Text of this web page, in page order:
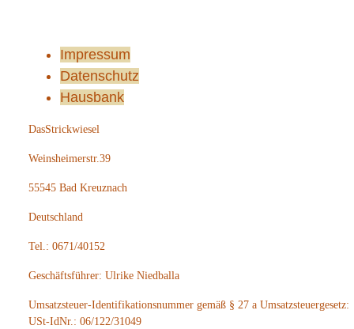
Impressum
Datenschutz
Hausbank
DasStrickwiesel
Weinsheimerstr.39
55545 Bad Kreuznach
Deutschland
Tel.: 0671/40152
Geschäftsführer: Ulrike Niedballa
Umsatzsteuer-Identifikationsnummer gemäß § 27 a Umsatzsteuergesetz:
USt-IdNr.: 06/122/31049